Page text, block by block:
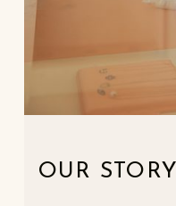
OUR STORY